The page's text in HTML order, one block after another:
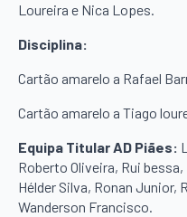
Loureira e Nica Lopes.
Disciplina:
Cartão amarelo a Rafael
Cartão amarelo a Tiago
Equipa Titular AD Piães:
Roberto Oliveira, Rui
Hélder Silva, Ronan Junior,
Wanderson Francisco.